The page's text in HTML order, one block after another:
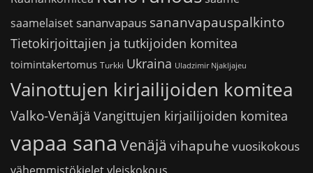
saamelaiset sananvapaus sananvapauspalkinto
Tietokirjoittajien ja tutkijoiden komitea
toimintakertomus Turkki Ukraina Uladzimir Njakljajeu
Vainottujen kirjailijoiden komitea
Valko-Venäjä Vangittujen kirjailijoiden komitea
vapaa sana Venäjä vihapuhe vuosikokous